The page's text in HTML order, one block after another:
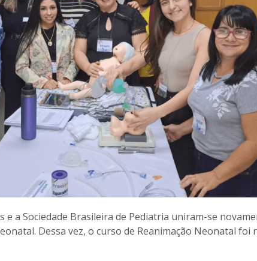
e a Sociedade Brasileira de Pediatria uniram-se
Dessa vez, o curso de Reanimação Neonatal foi